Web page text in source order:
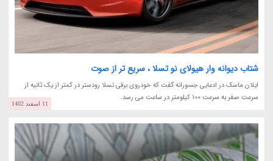
شتاب دیوانه وار هیولای نو تسلا ، سریع تر از صوت
ایلان ماسک در ادعایی جسورانه گفت که خودروی برقی تسلا رودستر در کمتر از یک ثانیه از
سرعت صفر به سرعت 100 کیلومتر در ساعت می رسد.
11 اسفند 1402